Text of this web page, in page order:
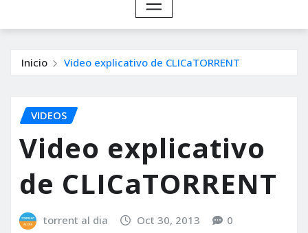
Inicio Video explicativo de CLICaTORRENT
VIDEOS
Video explicativo
de CLICaTORRENT
torrent al dia Oct 30, 2013 0